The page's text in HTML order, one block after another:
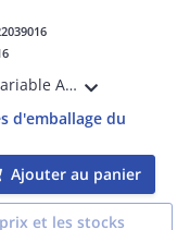
Angle Extérieur variable ATA 12X20 Pure
d'emballage du
Ajouter au panier
et les stocks